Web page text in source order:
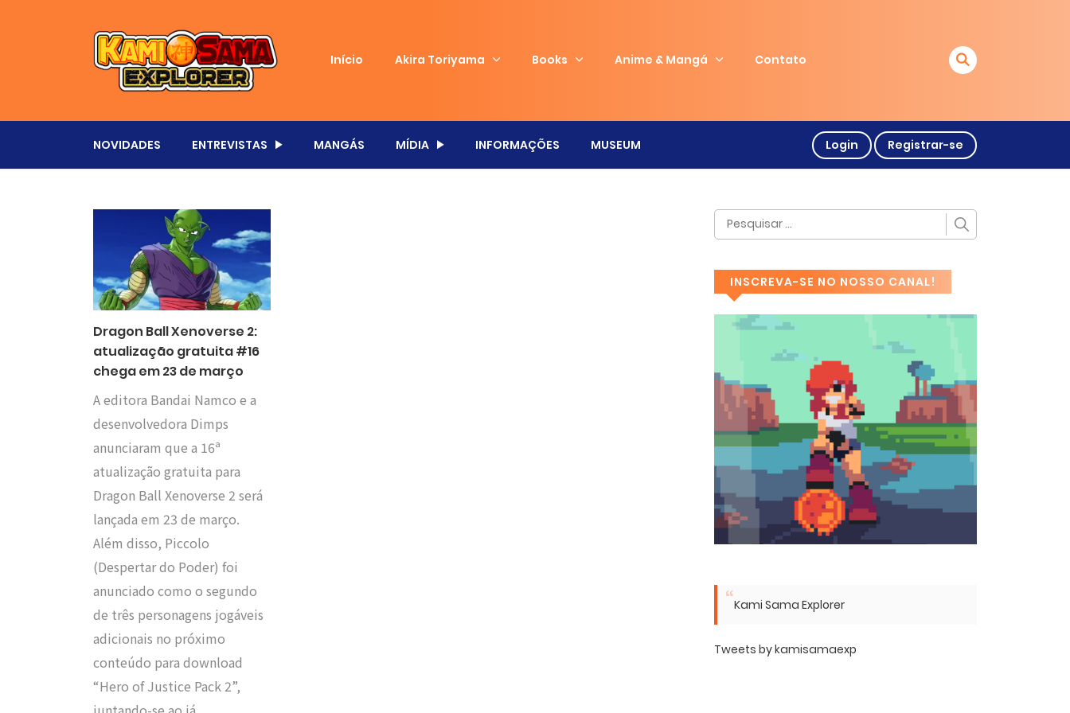
Início Akira Toriyama Books Anime & Mangá Contato
NOVIDADES ENTREVISTAS MANGÁS MÍDIA INFORMAÇÕES MUSEUM Login Registrar-se
Dragon Ball Xenoverse 2:
atualização gratuita #16
chega em 23 de março
A editora Bandai Namco e a
desenvolvedora Dimps
anunciaram que a 16ª
atualização gratuita para
Dragon Ball Xenoverse 2 será
lançada em 23 de março.
Além disso, Piccolo
(Despertar do Poder) foi
anunciado como o segundo
de três personagens jogáveis
adicionais no próximo
conteúdo para download
“Hero of Justice Pack 2”,
INSCREVA-SE NO NOSSO CANAL!
Kami Sama Explorer
Tweets by kamisamaexp